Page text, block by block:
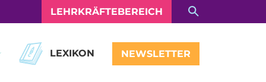
LEHRKRÄFTEBEREICH
LEXIKON NEWSLETTER